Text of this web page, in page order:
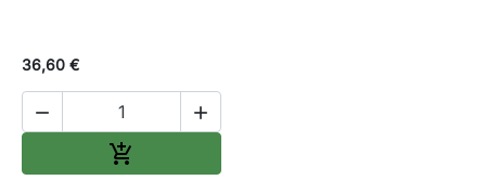
36,60 €
 
